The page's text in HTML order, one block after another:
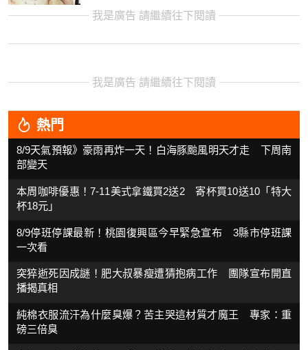
我是廣告 請繼續往下閱讀
我是廣告 請繼續往下閱讀
熱門
8/9天氣預報》豪雨再炸一天！白海豚颱風明天才走 下周南
部變天
本周咖啡優惠！7-11美式拿鐵買2送2 寄杯買10送10「特大
杯18元」
8/9停班停課最新！桃園復興區今早緊急宣布 3縣市停班課
一次看
突猝逝死因成謎！肥大叔暴瘦遭猜抱病工作 團隊宣布開直
播揭真相
純棉衣服流汗為什麼臭爆？苦主哭這材質才魔王 專家：重
磅三倍臭